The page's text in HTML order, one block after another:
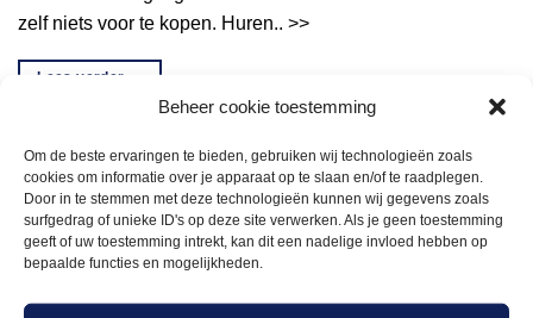
Beheer cookie toestemming
Om de beste ervaringen te bieden, gebruiken wij technologieën zoals
cookies om informatie over je apparaat op te slaan en/of te raadplegen.
Door in te stemmen met deze technologieën kunnen wij gegevens zoals
surfgedrag of unieke ID's op deze site verwerken. Als je geen toestemming
geeft of uw toestemming intrekt, kan dit een nadelige invloed hebben op
bepaalde functies en mogelijkheden.
zelf niets voor te kopen. Huren.. >>
Lees verder
Geplaatst in Tenten en parasols
TENTEN EN PARASOLS
Een tent huren voor je evenement? Slimme